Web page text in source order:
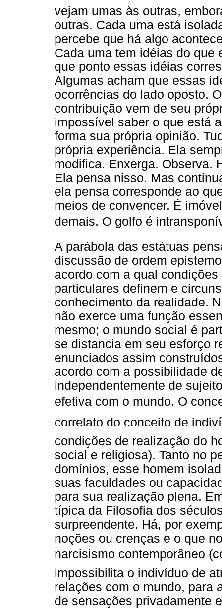
vejam umas às outras,
outras. Cada uma está
percebe que há algo
Cada uma tem idéias do que
que ponto essas idéias
Algumas acham que essas
ocorrências do lado oposto.
contribuição vem de seu
impossível saber o que está
forma sua própria opinião.
própria experiência. Ela
modifica. Enxerga. Observa.
Ela pensa nisso. Mas
ela pensa corresponde ao
meios de convencer. É
demais. O golfo é
A parábola das estátuas
discussão de ordem
acordo com a qual
particulares definem e
conhecimento da realidade.
não exerce uma função
mesmo; o mundo social é
se distancia em seu esforço
enunciados assim
acordo com a possibilidade
independentemente de
efetiva com o mundo. O
correlato do conceito de
condições de realização do
social e religiosa). Tanto no
domínios, esse homem
suas faculdades ou
para sua realização plena.
típica da Filosofia dos
surpreendente. Há, por
noções ou crenças e o que
narcisismo contemporâneo
impossibilita o indivíduo de
relações com o mundo, para
de sensações privadamente